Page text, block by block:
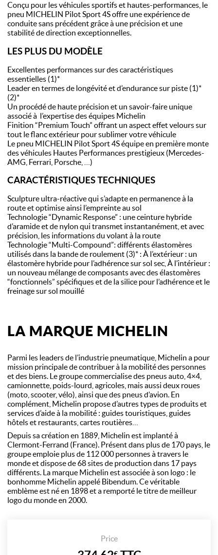
Conçu pour les véhicules sportifs et hautes-performances, le
pneu MICHELIN Pilot Sport 4S offre une expérience de
conduite sans précédent grâce à une précision et une
stabilité de direction exceptionnelles.
LES PLUS DU MODÈLE
Excellentes performances sur des caractéristiques
essentielles (1)*
Leader en termes de longévité et d’endurance sur piste (1)*
(2)*
Un procédé de haute précision et un savoir-faire unique
associé à l’expertise des équipes Michelin
Finition “Premium Touch” offrant un aspect effet velours sur
tout le flanc extérieur pour sublimer votre véhicule
Le pneu MICHELIN Pilot Sport 4S équipe en première monte
des véhicules Hautes Performances prestigieux (Mercedes-
AMG, Ferrari, Porsche, …)
CARACTÉRISTIQUES TECHNIQUES
Sculpture ultra-réactive qui s’adapte en permanence à la
route et optimise ainsi l’empreinte au sol
Technologie “Dynamic Response” : une ceinture hybride
d’aramide et de nylon qui transmet instantanément, et avec
précision, les informations du volant à la route
Technologie “Multi-Compound”: différents élastomères
utilisés dans la bande de roulement (3)* : À l’extérieur : un
élastomère hybride pour l’adhérence sur sol sec, À l’intérieur :
un nouveau mélange de composants avec des élastomères
“fonctionnels” spécifiques et de la silice pour l’adhérence et le
freinage sur sol mouillé
LA MARQUE MICHELIN
Parmi les leaders de l’industrie pneumatique, Michelin a pour
mission principale de contribuer à la mobilité des personnes
et des biens. Le groupe commercialise des pneus auto, 4×4,
camionnette, poids-lourd, agricoles, mais aussi deux roues
(moto, scooter, vélo), ainsi que des pneus d’avion. En
complément, Michelin propose d’autres types de produits et
services d’aide à la mobilité : guides touristiques, guides
hôtels et restaurants, cartes routières…
Depuis sa création en 1889, Michelin est implanté à
Clermont-Ferrand (France). Présent dans plus de 170 pays, le
groupe emploie plus de 112 000 personnes à travers le
monde et dispose de 68 sites de production dans 17 pays
différents. La marque Michelin est associée à son logo : le
bonhomme Michelin appelé Bibendum. Ce véritable
emblème est né en 1898 et a remporté le titre de meilleur
logo du monde en 2000.
Price